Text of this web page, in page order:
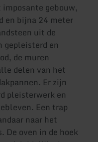
gebouw,
en bijna 24 meter
uit de
gepleisterd en
de muren
delen van het
Er zijn
pleisterwerk en
Een trap
naar het
De oven in de hoek